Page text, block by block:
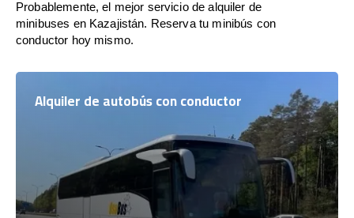
Probablemente, el mejor servicio de alquiler de
minibuses en Kazajistán. Reserva tu minibús con
conductor hoy mismo.
Alquiler de autobús con conductor